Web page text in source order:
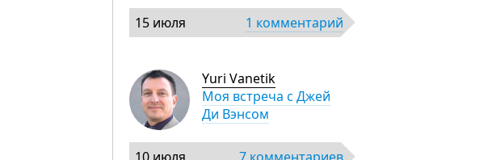
15 июля 1 комментарий
Yuri Vanetik
Моя встреча с Джей
Ди Вэнсом